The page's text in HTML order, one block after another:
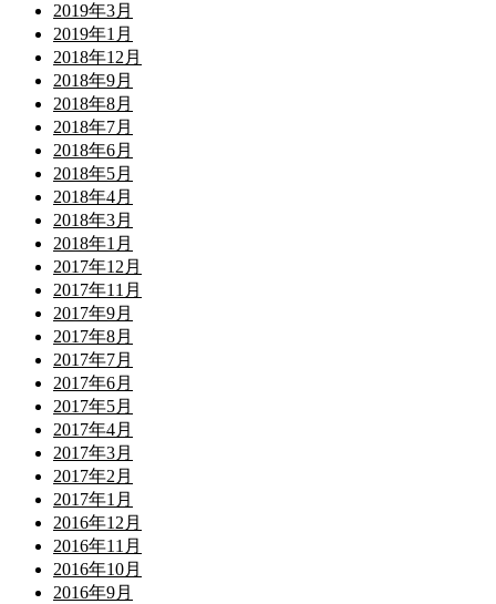
2019年3月
2019年1月
2018年12月
2018年9月
2018年8月
2018年7月
2018年6月
2018年5月
2018年4月
2018年3月
2018年1月
2017年12月
2017年11月
2017年9月
2017年8月
2017年7月
2017年6月
2017年5月
2017年4月
2017年3月
2017年2月
2017年1月
2016年12月
2016年11月
2016年10月
2016年9月